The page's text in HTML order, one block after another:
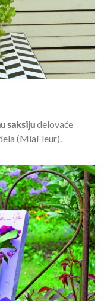
saksijudelovaće
(MiaFleur).